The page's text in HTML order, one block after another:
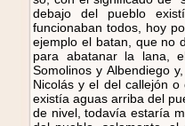
debajo del pueblo
funcionaban todos, hoy
ejemplo el batan, que no
para abatanar la lana,
Somolinos y Albendiego
Nicolás y el del callejón
existía aguas arriba del
de nivel, todavía estaría